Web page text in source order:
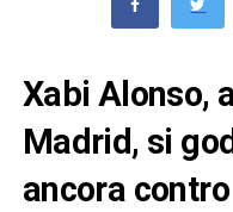
Xabi Alonso,
Madrid, si
ancora